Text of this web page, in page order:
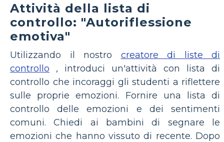
Attività della lista di
controllo: "Autoriflessione
emotiva"
Utilizzando il nostro creatore di liste di
controllo , introduci un'attività con lista di
controllo che incoraggi gli studenti a riflettere
sulle proprie emozioni. Fornire una lista di
controllo delle emozioni e dei sentimenti
comuni. Chiedi ai bambini di segnare le
emozioni che hanno vissuto di recente. Dopo